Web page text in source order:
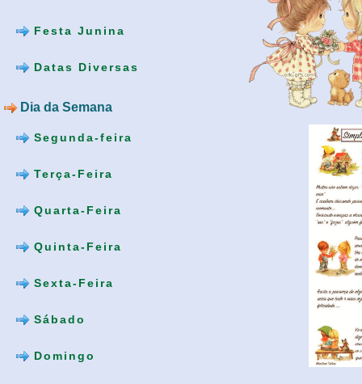
Festa Junina
Datas Diversas
Dia da Semana
Segunda-feira
Terça-Feira
Quarta-Feira
Quinta-Feira
Sexta-Feira
Sábado
Domingo